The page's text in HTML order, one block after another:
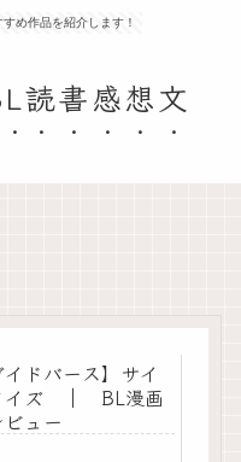
め作品を紹介します！
読書感想文
イドバース】サイ
イズ ｜ BL漫画
ュー